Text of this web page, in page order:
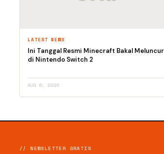
LATEST NEWS
Ini Tanggal Resmi Minecraft Bakal Meluncur
di Nintendo Switch 2
AUG 6, 2026
// NEWSLETTER GRATIS